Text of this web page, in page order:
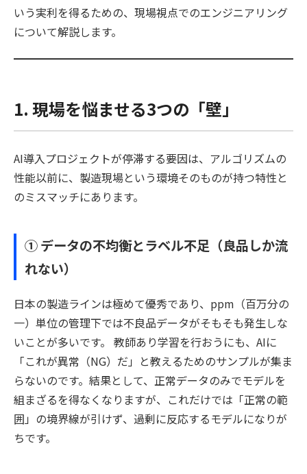
いう実利を得るための、現場視点でのエンジニアリング
について解説します。
1. 現場を悩ませる3つの「壁」
AI導入プロジェクトが停滞する要因は、アルゴリズムの
性能以前に、製造現場という環境そのものが持つ特性と
のミスマッチにあります。
① データの不均衡とラベル不足（良品しか流
れない）
日本の製造ラインは極めて優秀であり、ppm（百万分の
一）単位の管理下では不良品データがそもそも発生しな
いことが多いです。 教師あり学習を行おうにも、AIに
「これが異常（NG）だ」と教えるためのサンプルが集ま
らないのです。結果として、正常データのみでモデルを
組まざるを得なくなりますが、これだけでは「正常の範
囲」の境界線が引けず、過剰に反応するモデルになりが
ちです。